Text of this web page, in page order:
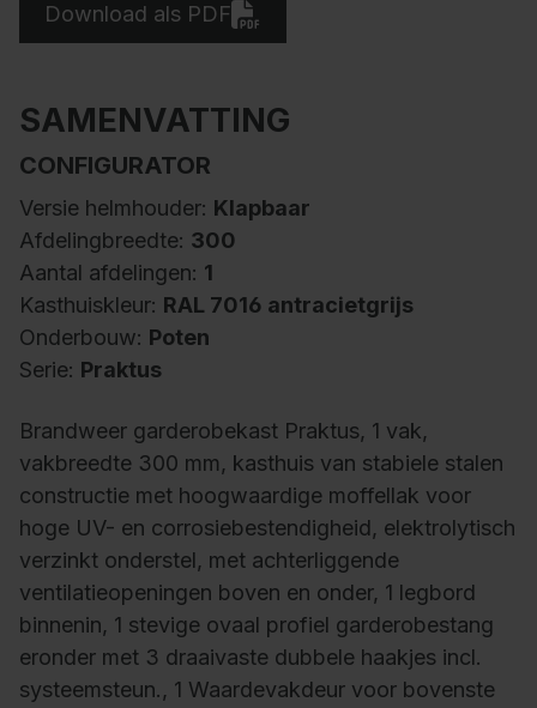
Download als PDF
SAMENVATTING
CONFIGURATOR
Versie helmhouder: Klapbaar
Afdelingbreedte: 300
Aantal afdelingen: 1
Kasthuiskleur: RAL 7016 antracietgrijs
Onderbouw: Poten
Serie: Praktus
Brandweer garderobekast Praktus, 1 vak,
vakbreedte 300 mm, kasthuis van stabiele stalen
constructie met hoogwaardige moffellak voor
hoge UV- en corrosiebestendigheid, elektrolytisch
verzinkt onderstel, met achterliggende
ventilatieopeningen boven en onder, 1 legbord
binnenin, 1 stevige ovaal profiel garderobestang
eronder met 3 draaivaste dubbele haakjes incl.
systeemsteun., 1 Waardevakdeur voor bovenste